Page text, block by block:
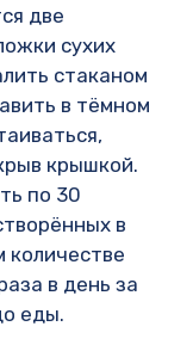
две
сухих
стаканом
в тёмном
крышкой.
по 30
в
количестве
в день за
еды.